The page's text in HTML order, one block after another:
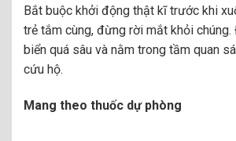
Bắt buộc khởi động thật kĩ trước khi
trẻ tắm cùng, đừng rời mắt khỏi
biển quá sâu và nằm trong tầm quan
cứu hộ.
Mang theo thuốc dự phòng